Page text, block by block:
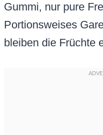
Gummi, nur pure
Portionsweises
bleiben die Früchte